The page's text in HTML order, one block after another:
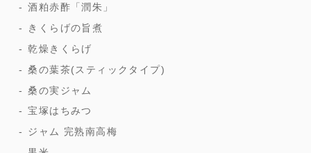
酒粕赤酢「潤朱」
きくらげの旨煮
乾燥きくらげ
桑の葉茶(スティックタイプ)
桑の実ジャム
宝塚はちみつ
ジャム 完熟南高梅